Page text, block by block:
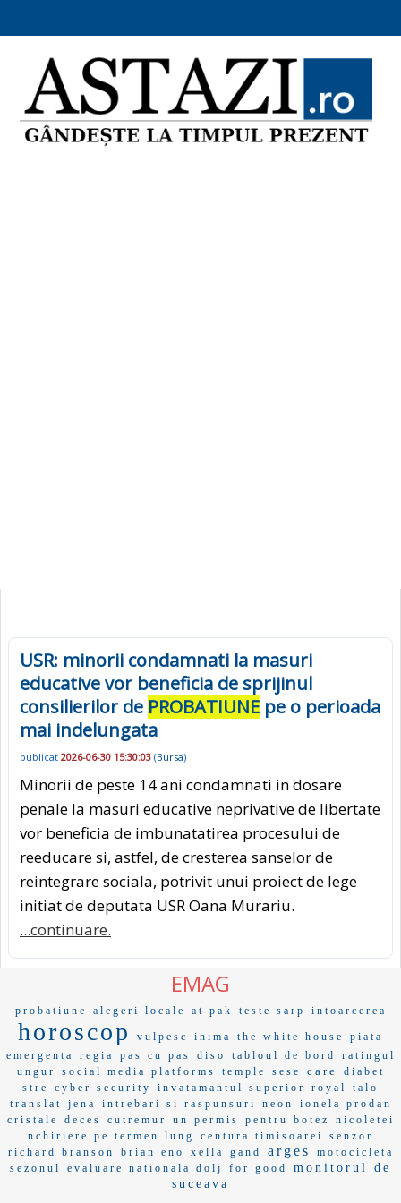
USR: minorii condamnati la masuri
educative vor beneficia de sprijinul
consilierilor de PROBATIUNE pe o perioada
mai indelungata
publicat 2026-06-30 15:30:03 (Bursa)
Minorii de peste 14 ani condamnati in dosare
penale la masuri educative neprivative de libertate
vor beneficia de imbunatatirea procesului de
reeducare si, astfel, de cresterea sanselor de
reintegrare sociala, potrivit unui proiect de lege
initiat de deputata USR Oana Murariu.
...continuare.
EMAG
probatiune alegeri locale at pak teste sarp intoarcerea
horoscop vulpesc inima the white house
piata
emergenta
regia pas cu pas diso tabloul de bord
ratingul
ungur
social media platforms temple sese care
diabet
stre
cyber security invatamantul superior royal
talo
translat
jena intrebari si raspunsuri neon
ionela prodan
cristale
deces cutremur un permis pentru botez
nicoletei
nchiriere pe termen lung
centura timisoarei
senzor
richard branson
brian eno xella gand arges
motocicleta
sezonul
evaluare nationala dolj for good
monitorul de
suceava